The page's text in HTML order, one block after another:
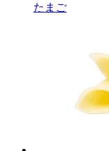
たまご